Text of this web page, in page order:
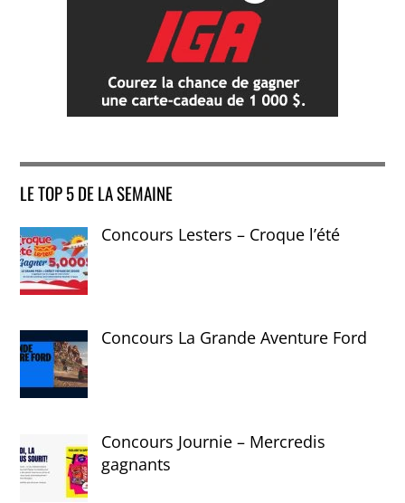
LE TOP 5 DE LA SEMAINE
Concours Lesters – Croque l’été
Concours La Grande Aventure Ford
Concours Journie – Mercredis
gagnants